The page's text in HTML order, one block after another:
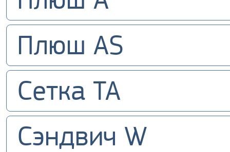
Плюш AS
Сетка TA
Сэндвич W